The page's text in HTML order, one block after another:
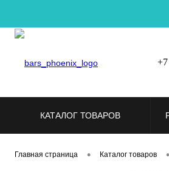
КАТАЛОГ ТОВАРОВ
Главная страница • Каталог товаров •